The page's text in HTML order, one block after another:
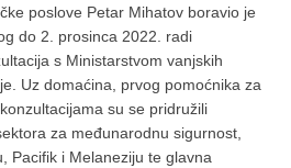
poslove Petar Mihatov boravio je
do 2. prosinca 2022. radi
s Ministarstvom vanjskih
Uz domaćina, prvog pomoćnika za
su se pridružili
za međunarodnu sigurnost,
Pacifik i Melaneziju te glavna